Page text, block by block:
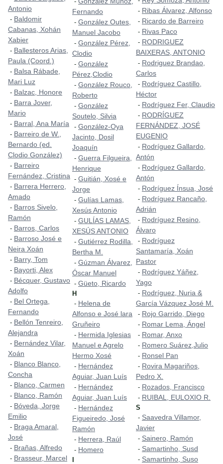
Antonio
- Baldomir
Cabanas, Xohán
Xabier
- Ballesteros Arias,
Paula (Coord.)
- Balsa Rábade,
Mari Luz
- Balzac, Honore
- Barra Jover,
Mario
- Barral, Ana María
- Barreiro de W.,
Bernardo (ed.
Clodio González)
- Barreiro
Fernández, Cristina
- Barrera Herrero,
Amado
- Barros Sivelo,
Ramón
- Barros, Carlos
- Barroso José e
Neira Xoán
- Barry, Tom
- Bayorti, Alex
- Bécquer, Gustavo
Adolfo
- Bel Ortega,
Fernando
- Bellón Tenreiro,
Alejandra
- Bernández Vilar,
Xoán
- Blanco Blanco,
Concha
- Blanco, Carmen
- Blanco, Ramón
- Bóveda, Jorge
Emilio
- Braga Amaral,
José
- Brañas, Alfredo
- Brasseur, Marcel
Fernando
- González Outes,
Manuel Jacobo
- González Pérez,
Clodio
- González
Pérez,Clodio
- González Rouco,
Roberto
- González
Soutelo, Silvia
- González-Oya
Jacinto, Dosil
Joaquín
- Guerra Filgueira,
Henrique
- Guitián, Xosé e
Jorge
- Gulías Lamas,
Xesús Antonio
- GULÍAS LAMAS,
XESÚS ANTONIO
- Gutiérrez Rodilla,
Bertha M.
- Gúzman Álvarez,
Óscar Manuel
- Güeto, Ricardo
H
- Helena de
Alfonso e José lara
Gruñeiro
- Hermida Iglesias
Manuel e Agrelo
Hermo Xosé
- Hernández
Aguiar, Juan Luís
- Hernández
Aguiar, Juan Luís
- Hernández
Figueiredo, José
Ramón
- Herrera, Raúl
- Homero
- Ribas Álvarez, Alfonso
- Ricardo de Barreiro
- Rivas Paco
- RODRIGUEZ
BAIXERAS, ANTONIO
- Rodriguez Brandao,
Carlos
- Rodríguez Castillo,
Héctor
- Rodríguez Fer, Claudio
- RODRÍGUEZ
FERNÁNDEZ, JOSÉ
EUGENIO
- Rodríguez Gallardo,
Antón
- Rodríguez Gallardo,
Antón
- Rodríguez Ínsua, José
- Rodríguez Rancaño,
Adrián
- Rodríguez Resino,
Álvaro
- Rodríguez
Santamaría, Xoán
Pastor
- Rodríguez Yáñez,
Yago
- Rodríguez, Nuria &
García Vázquez José M.
- Rojo Garrido, Diego
- Romar Lema, Ángel
- Romar, Anxo
- Romero Suárez,Julio
- Ronsel Pan
- Rovira Magariños,
Pedro X.
- Rozados, Francisco
- RUIBAL, EULOXIO R.
S
- Saavedra Villamor,
Javier
- Sainero, Ramón
- Samartinho, Susd
- Samartinho, Suso